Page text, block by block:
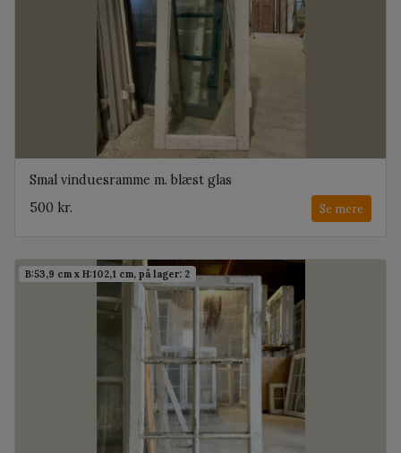
Smal vinduesramme m. blæst glas
500 kr.
Se mere
B:53,9 cm x H:102,1 cm, på lager: 2